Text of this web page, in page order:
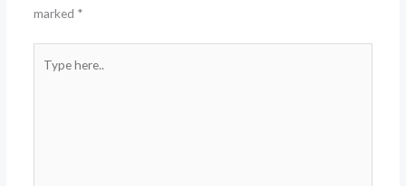
marked *
here..